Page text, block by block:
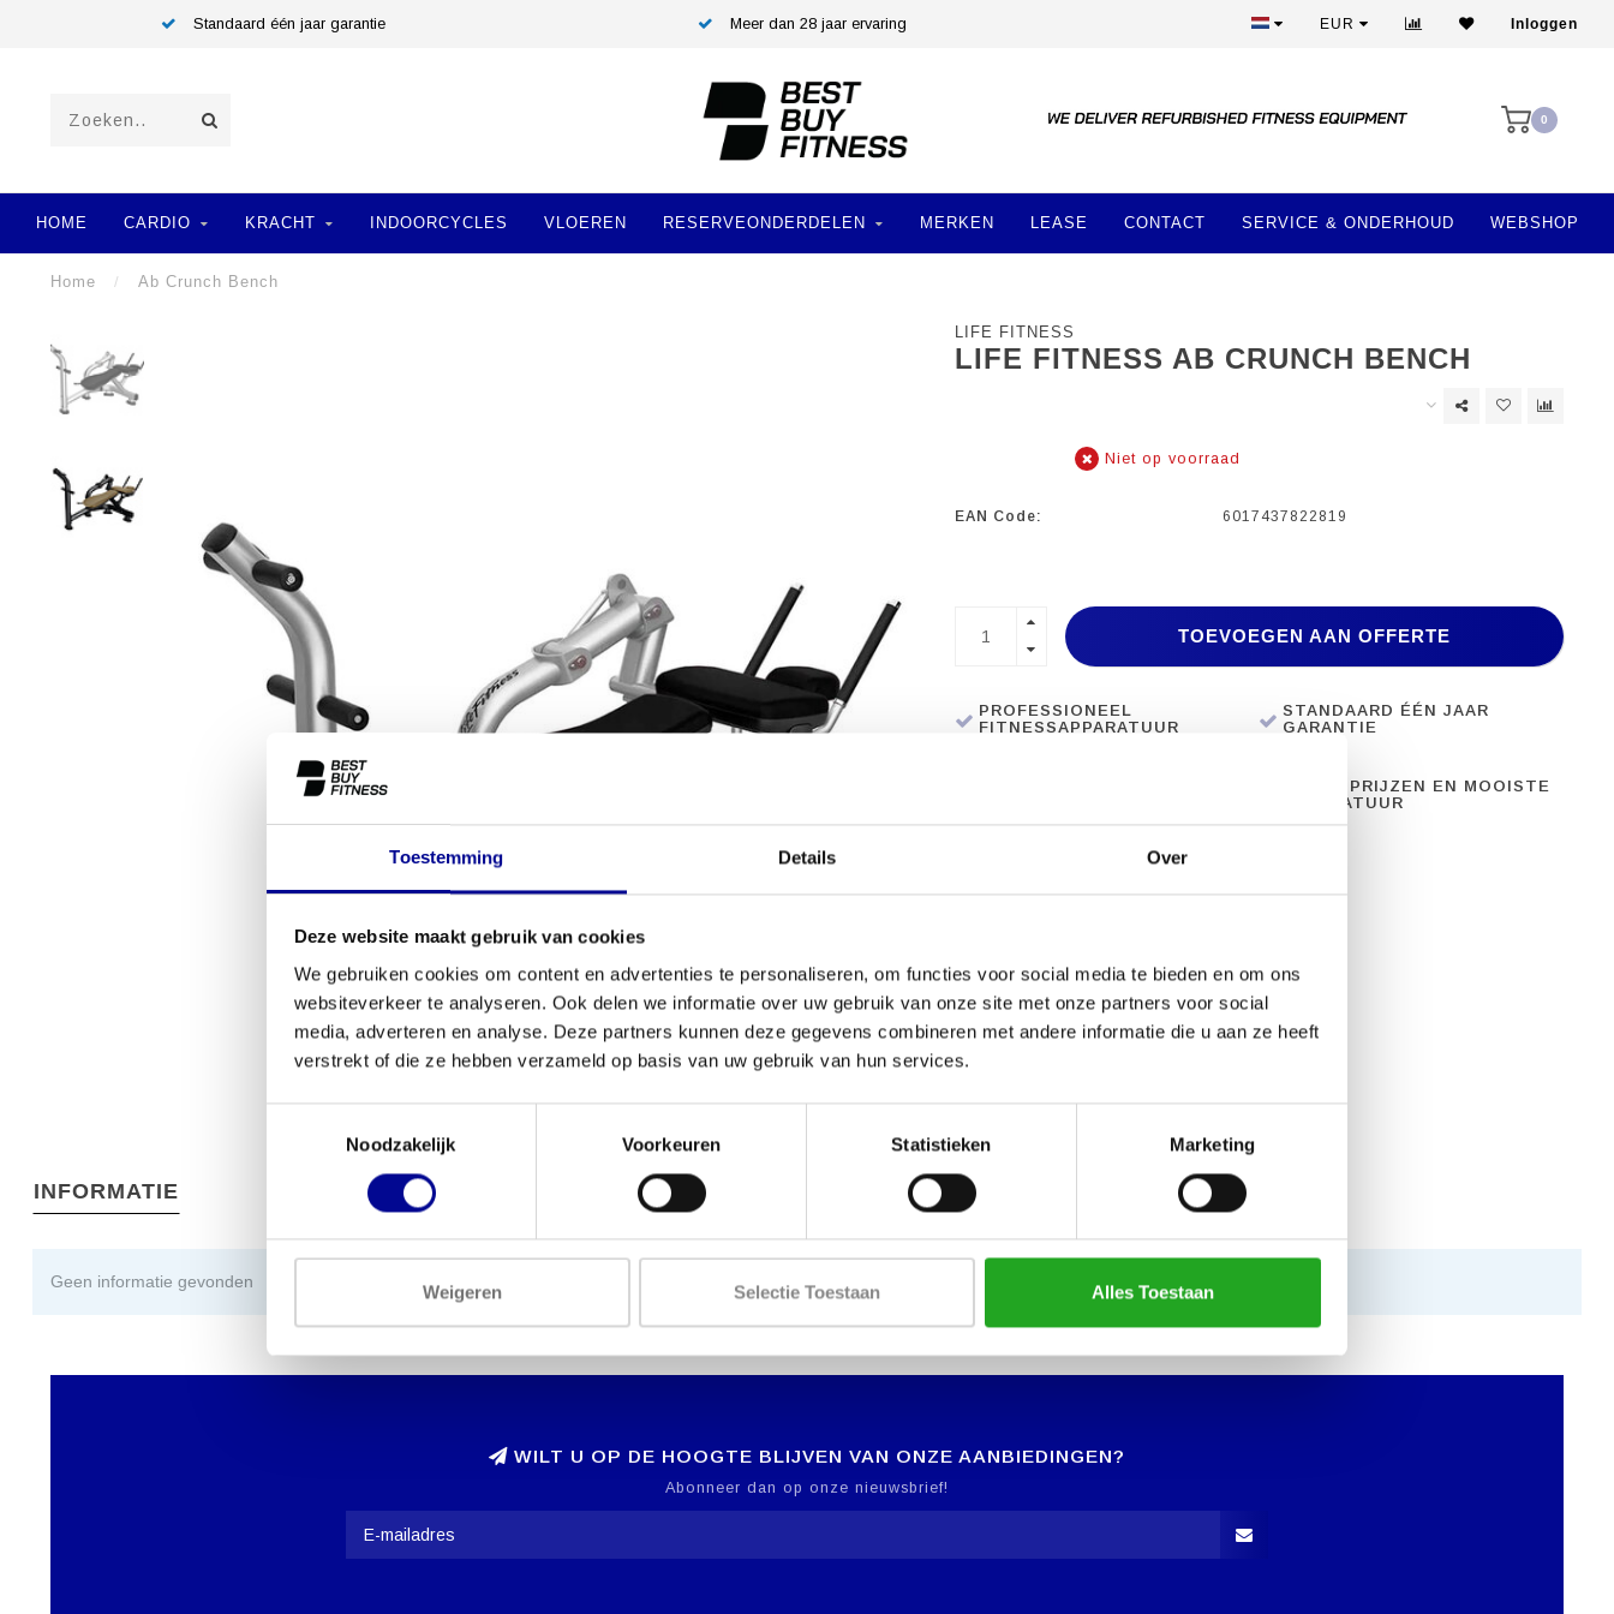
Toestemming Details Over
Deze website maakt gebruik van cookies
We gebruiken cookies om content en advertenties te personaliseren, om functies voor social media te bieden en om ons
websiteverkeer te analyseren. Ook delen we informatie over uw gebruik van onze site met onze partners voor social
media, adverteren en analyse. Deze partners kunnen deze gegevens combineren met andere informatie die u aan ze heeft
verstrekt of die ze hebben verzameld op basis van uw gebruik van hun services.
Noodzakelijk
Voorkeuren Statistieken Marketing
Weigeren Selectie Toestaan Alles Toestaan
Standaard één jaar garantie Meer dan 28 jaar ervaring Beste prijzen en mooiste apparatuur
EUR Inloggen
0
HOME CARDIO KRACHT INDOORCYCLES VLOEREN RESERVEONDERDELEN MERKEN LEASE CONTACT SERVICE & ONDERHOUD WEBSHOP
Home / Ab Crunch Bench
LIFE FITNESS
LIFE FITNESS AB CRUNCH BENCH
Niet op voorraad
EAN Code: 6017437822819
TOEVOEGEN AAN OFFERTE
PROFESSIONEEL
FITNESSAPPARATUUR
STANDAARD ÉÉN JAAR
GARANTIE
BESTE PRIJZEN EN MOOISTE
APPARATUUR
INFORMATIE
Geen informatie gevonden
WILT U OP DE HOOGTE BLIJVEN VAN ONZE AANBIEDINGEN?
Abonneer dan op onze nieuwsbrief!